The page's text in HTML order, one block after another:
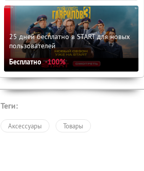
25 дней бесплатно в START для новых
пользователей
Бесплатно -100%
Теги:
Аксессуары Товары